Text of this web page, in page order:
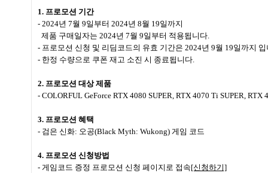
1. 프로모션 기간
- 2024년 7월 9일부터 2024년 8월 19일까지
제품 구매일자는 2024년 7월 9일부터 적용됩니다.
- 프로모션 신청 및 리딤코드의 유효 기간은 2024년 9월 19일까지 입
- 한정 수량으로 쿠폰 재고 소진 시 종료됩니다.
2. 프로모션 대상 제품
- COLORFUL GeForce RTX 4080 SUPER, RTX 4070 Ti SUPER,
3. 프로모션 혜택
- 검은 신화: 오공(Black Myth: Wukong) 게임 코드
4. 프로모션 신청방법
- 게임코드 증정 프로모션 신청 페이지로 접속[신청하기]